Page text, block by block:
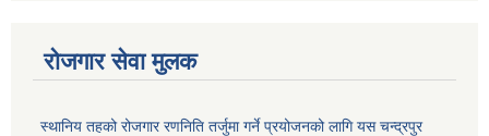
रोजगार सेवा मुलक
स्थानिय तहको रोजगार रणनिति तर्जुमा गर्ने प्रयोजनको लागि यस चन्द्रपुर